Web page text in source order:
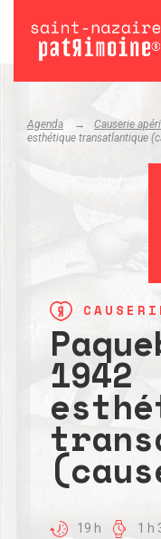
Agenda Causerie
esthétique transatlantique
1942
19 h 1 h